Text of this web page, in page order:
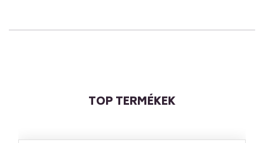
TOP TERMÉKEK